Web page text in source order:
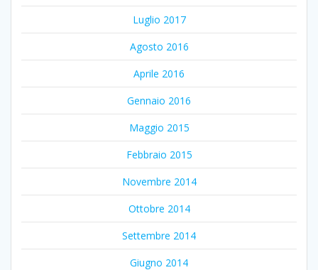
Luglio 2017
Agosto 2016
Aprile 2016
Gennaio 2016
Maggio 2015
Febbraio 2015
Novembre 2014
Ottobre 2014
Settembre 2014
Giugno 2014